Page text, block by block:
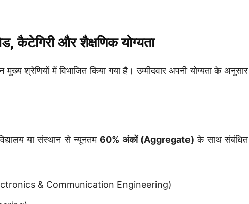
और शैक्षणिक योग्यता
श्रेणियों में विभाजित किया गया है। उम्मीदवार अपनी योग्यता के अनुसार
या संस्थान से न्यूनतम60% अंकों (Aggregate) के साथ संबंधित
& Communication Engineering)